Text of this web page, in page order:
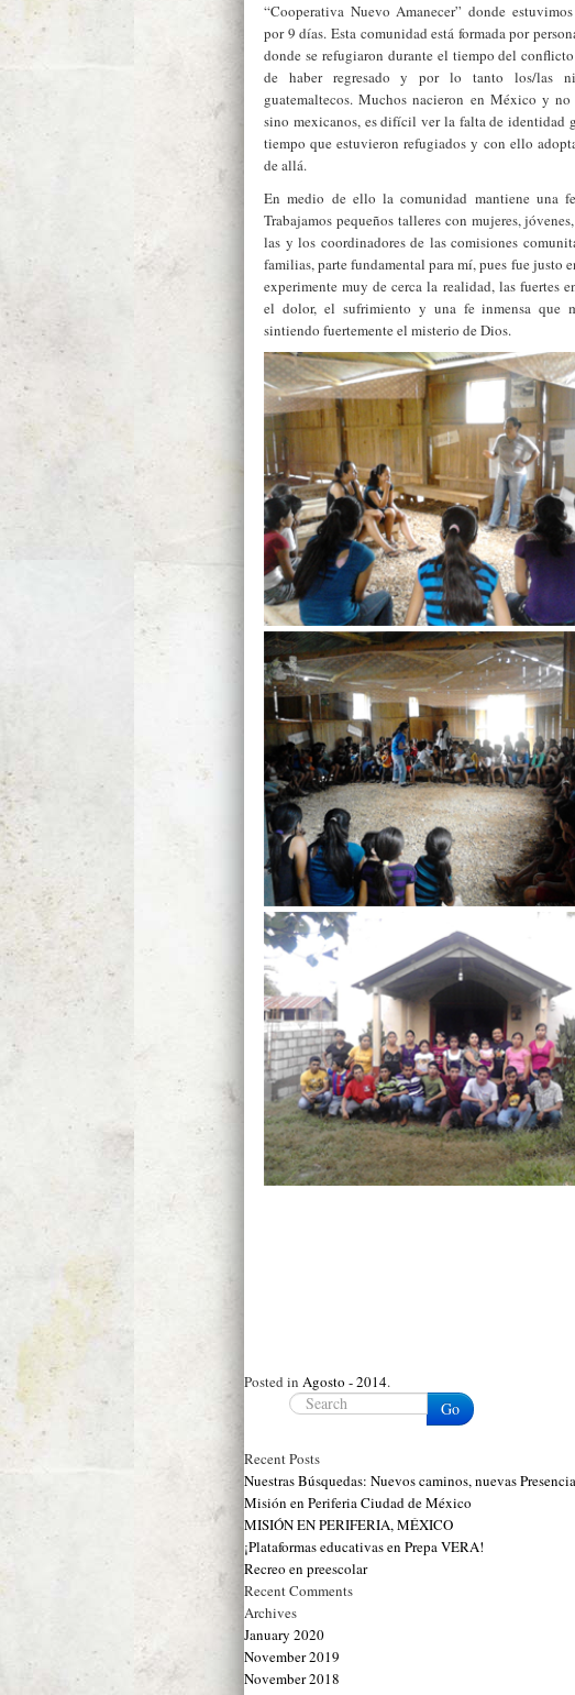
“Cooperativa Nuevo Amanecer” donde
por 9 días. Esta comunidad está formada por
donde se refugiaron durante el tiempo del
de haber regresado y por lo tanto los/las
guatemaltecos. Muchos nacieron en México y no
sino mexicanos, es difícil ver la falta de identidad
tiempo que estuvieron refugiados y con ello
de allá.
En medio de ello la comunidad mantiene una
Trabajamos pequeños talleres con mujeres,
las y los coordinadores de las comisiones
familias, parte fundamental para mí, pues fue justo
experimente muy de cerca la realidad, las fuertes
el dolor, el sufrimiento y una fe inmensa que
sintiendo fuertemente el misterio de Dios.
Posted in Agosto - 2014.
Go
Recent Posts
Nuestras Búsquedas: Nuevos caminos, nuevas
Misión en Periferia Ciudad de México
MISIÓN EN PERIFERIA, MÉXICO
¡Plataformas educativas en Prepa VERA!
Recreo en preescolar
Recent Comments
Archives
January 2020
November 2019
November 2018